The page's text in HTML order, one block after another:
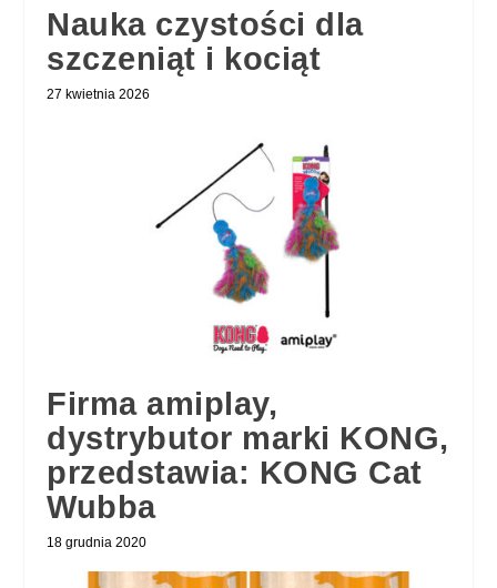
Nauka czystości dla
szczeniąt i kociąt
27 kwietnia 2026
Firma amiplay,
dystrybutor marki KONG,
przedstawia: KONG Cat
Wubba
18 grudnia 2020